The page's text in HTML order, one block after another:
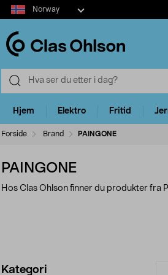
Select
market
Norway
Hjem Elektro Fritid
Forside Brand PAINGONE
PAINGONE
Hos Clas Ohlson finner du produkter fra
Avgrens
Kategori